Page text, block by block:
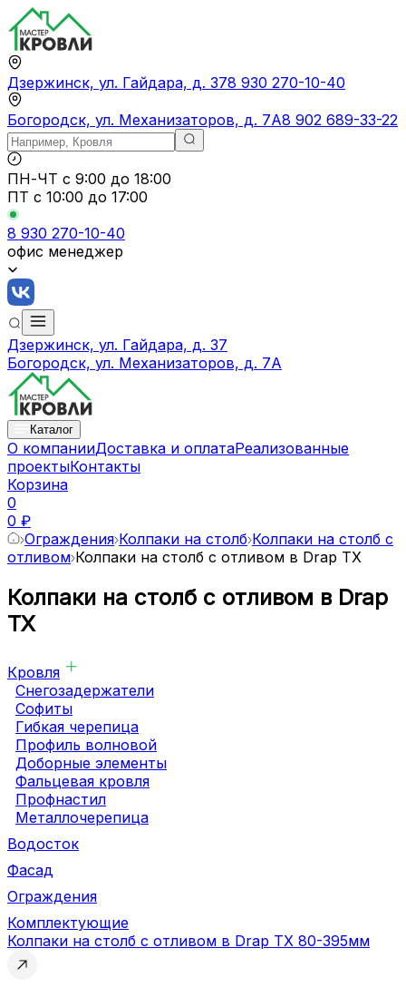
Дзержинск, ул. Гайдара, д. 378 930 270-10-40
Богородск, ул. Механизаторов, д. 7А8 902 689-33-22
ПН-ЧТ с 9:00 до 18:00
ПТ с 10:00 до 17:00
8 930 270-10-40
офис менеджер
Дзержинск, ул. Гайдара, д. 37
Богородск, ул. Механизаторов, д. 7А
Каталог
О компанииДоставка и оплатаРеализованные
проектыКонтакты
Корзина
0
0 ₽
Ограждения Колпаки на столб Колпаки на столб с
отливом Колпаки на столб с отливом в Drap TX
Колпаки на столб с отливом в Drap
TX
Кровля
Снегозадержатели
Софиты
Гибкая черепица
Профиль волновой
Доборные элементы
Фальцевая кровля
Профнастил
Металлочерепица
Водосток
Фасад
Ограждения
Комплектующие
Колпаки на столб с отливом в Drap TX 80-395мм